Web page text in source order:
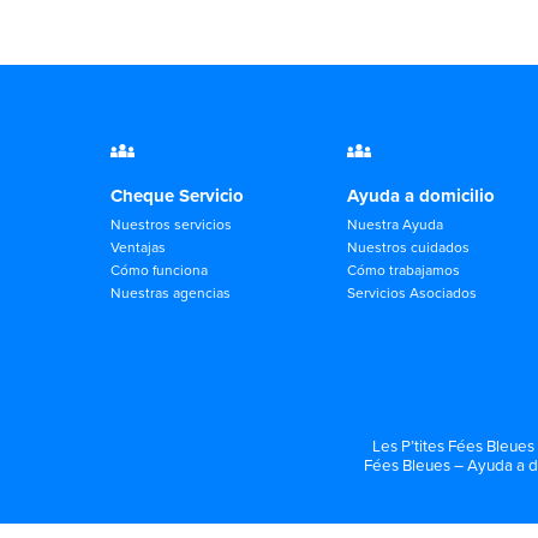
Cheque Servicio
Nuestros servicios
Ventajas
Cómo funciona
Nuestras agencias
Ayuda a domicilio
Nuestra Ayuda
Nuestros cuidados
Cómo trabajamos
Servicios Asociados
Les P’tites Fées
Fées Bleues – Ayuda a